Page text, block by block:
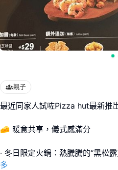
親子
最近同家人試咗Pizza hut最新推
🧀 暖意共享，儀式感滿分
· 冬日限定火鍋：熱騰騰的“黑松
多